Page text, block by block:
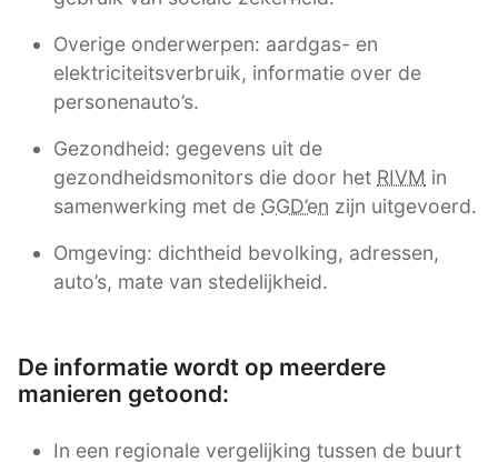
Overige onderwerpen: aardgas- en
elektriciteitsverbruik, informatie over de
personenauto’s.
Gezondheid: gegevens uit de
gezondheidsmonitors die door het RIVM in
samenwerking met de GGD’en zijn uitgevoerd.
Omgeving: dichtheid bevolking, adressen,
auto’s, mate van stedelijkheid.
De informatie wordt op meerdere
manieren getoond:
In een regionale vergelijking tussen de buurt